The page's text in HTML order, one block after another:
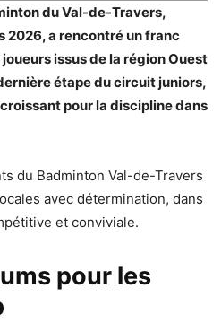
du Val-de-Travers,
2026, a rencontré un franc
issus de la région Ouest
étape du circuit juniors,
pour la discipline dans
du Badminton Val-de-Travers
avec détermination, dans
et conviviale.
pour les